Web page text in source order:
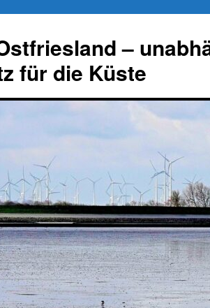
–
für die Küste